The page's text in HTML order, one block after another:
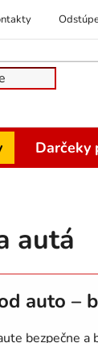
Darčeky
autá
auto –
bezpečne